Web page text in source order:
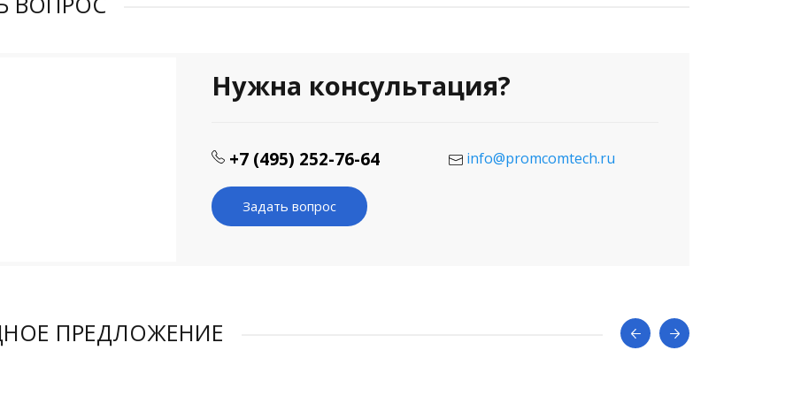
Нужна консультация?
+7 (495) 252-76-64 info@promcomtech.ru
Задать вопрос
ПРЕДЛОЖЕНИЕ